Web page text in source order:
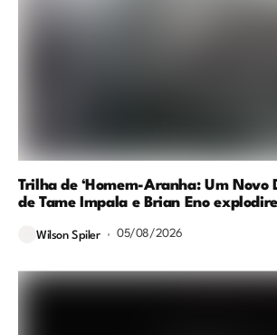
Trilha de ‘Homem-Aranha: Um Novo
de Tame Impala e Brian Eno
Wilson Spiler 05/08/2026